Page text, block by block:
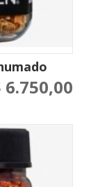
6.750,00